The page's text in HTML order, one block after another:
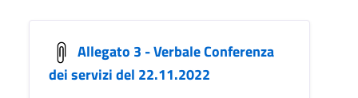
Allegato 3 - Verbale Conferenza
dei servizi del 22.11.2022